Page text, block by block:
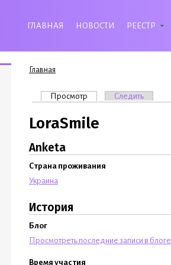
ГЛАВНАЯ НОВОСТИ РЕЕСТР
Вы здесь
Главная
Главные вкладки
Просмотр (активная вкладка)
Следить
LoraSmile
Anketa
Страна проживания
Украина
История
Блог
Просмотреть последние записи в блоге
Время участия